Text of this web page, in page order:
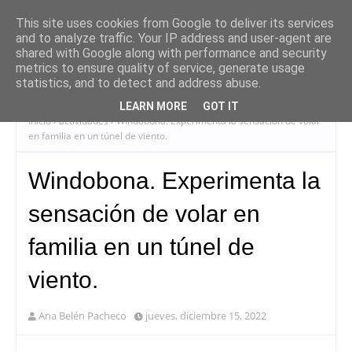
Inicio actividades Windobona. Experimenta la sensación de volar
en familia en un túnel de viento.
Windobona. Experimenta la
sensación de volar en
familia en un túnel de
viento.
Ana Belén Pacheco jueves, diciembre 15, 2022
This site uses cookies from Google to deliver its services
and to analyze traffic. Your IP address and user-agent are
shared with Google along with performance and security
metrics to ensure quality of service, generate usage
statistics, and to detect and address abuse.
LEARN MORE GOT IT